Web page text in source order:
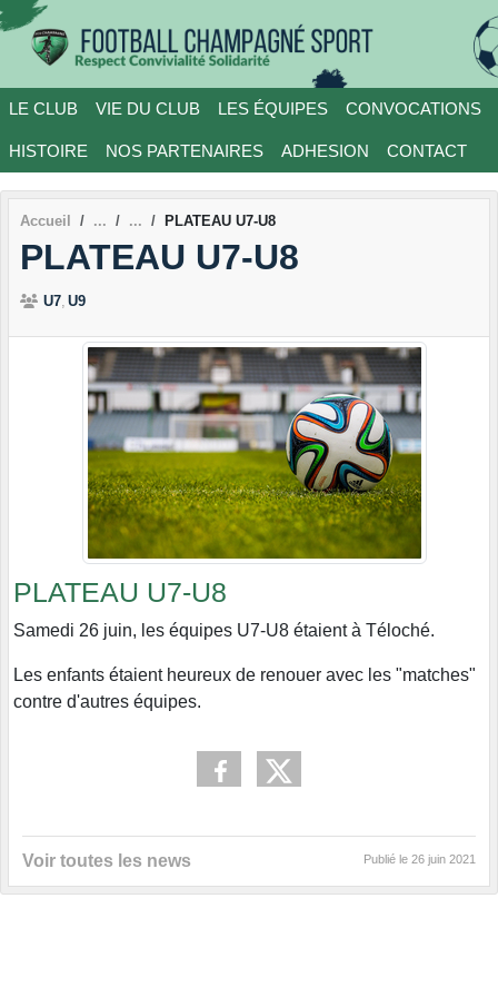
LE CLUB VIE DU CLUB LES ÉQUIPES CONVOCATIONS
HISTOIRE NOS PARTENAIRES ADHESION CONTACT
Accueil PLATEAU U7-U8
PLATEAU U7-U8
U7 U9
PLATEAU U7-U8
Samedi 26 juin, les équipes U7-U8 étaient à Téloché.
Les enfants étaient heureux de renouer avec les "matches"
contre d'autres équipes.
Voir toutes les news Publié le 26 juin 2021
Panneau de gestion des cookies